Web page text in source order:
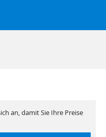
an, damit Sie Ihre Preise